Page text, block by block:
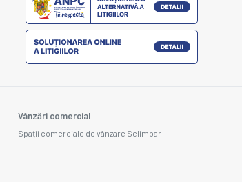
Vânzări comercial
Spații comerciale de vânzare Selimbar